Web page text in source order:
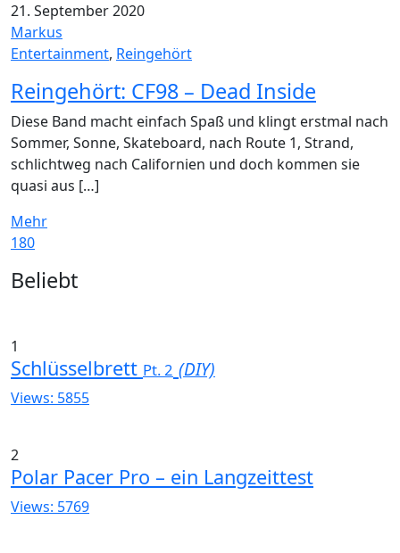
21. September 2020
Markus
Entertainment, Reingehört
Reingehört: CF98 – Dead Inside
Diese Band macht einfach Spaß und klingt erstmal nach
Sommer, Sonne, Skateboard, nach Route 1, Strand,
schlichtweg nach Californien und doch kommen sie
quasi aus […]
Mehr
180
Widgets
Beliebt
1
Schlüsselbrett Pt. 2 (DIY)
Views: 5855
2
Polar Pacer Pro – ein Langzeittest
Views: 5769